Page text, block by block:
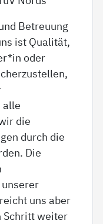
Betreuung
ist Qualität,
oder
alle
die
durch die
Die
uns aber
Schritt weiter